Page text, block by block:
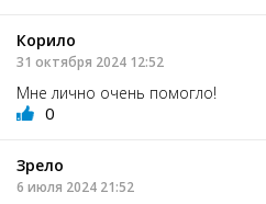
Корило
31 октября 2024 12:52
Мне лично очень помогло!
0
Зрело
6 июля 2024 21:52